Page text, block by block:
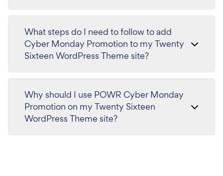
What steps do I need to follow to add
Cyber Monday Promotion to my Twenty
Sixteen WordPress Theme site?
Why should I use POWR Cyber Monday
Promotion on my Twenty Sixteen
WordPress Theme site?